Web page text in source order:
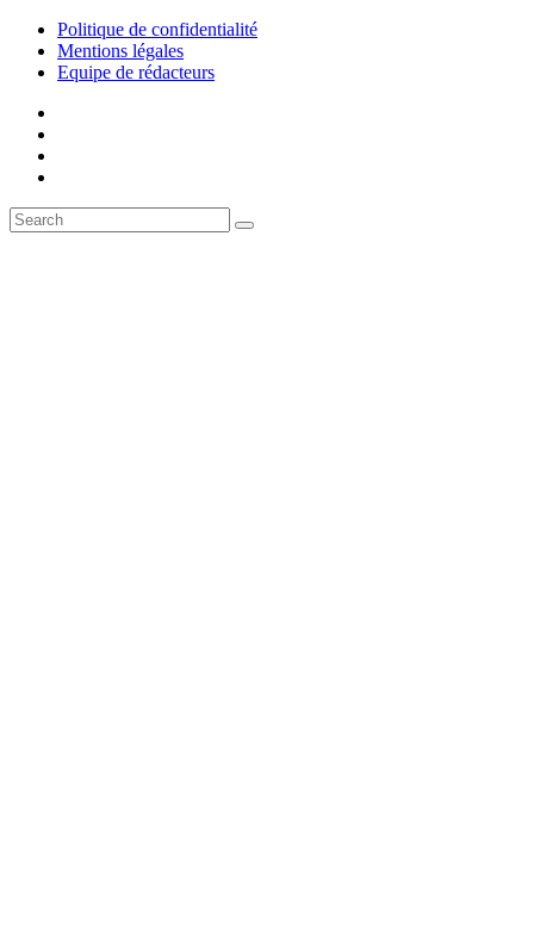
Politique de confidentialité
Mentions légales
Equipe de rédacteurs